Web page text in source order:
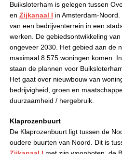
Buiksloterham is gelegen tussen
en Zijkanaal I in Amsterdam-
van een bedrijventerrein in een
werken. De gebiedsontwikkeling
ongeveer 2030. Het gebied aan de
maximaal 8.575 woningen komen.
staan de plannen voor
Het gaat over nieuwbouw van
bedrijvigheid, groen en
duurzaamheid / hergebruik.
Klaprozenbuurt
De Klaprozenbuurt ligt tussen de
oudere buurten van Noord. Dit is